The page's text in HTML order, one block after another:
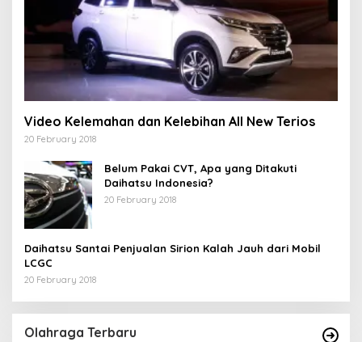
Video Kelemahan dan Kelebihan All New Terios
20 February 2018
Belum Pakai CVT, Apa yang Ditakuti
Daihatsu Indonesia?
20 February 2018
Daihatsu Santai Penjualan Sirion Kalah Jauh dari Mobil
LCGC
20 February 2018
Olahraga Terbaru